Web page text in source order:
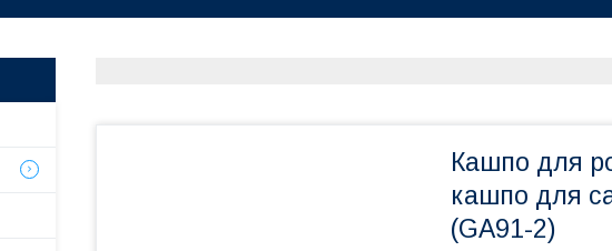
Кашпо для
кашпо для
(GA91-2)